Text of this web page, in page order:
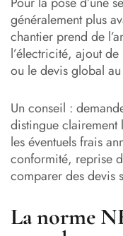
généralement plus
chantier prend de
l’électricité, ajout
ou le devis global
Un conseil :
distingue clairement
les éventuels frais
conformité, reprise
comparer des devis
La norme